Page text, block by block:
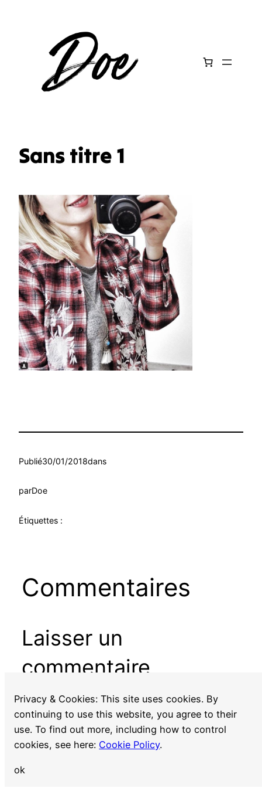
Sans titre 1
Publié30/01/2018dans
parDoe
Étiquettes :
Commentaires
Laisser un
commentaire
Vous devezvous connecterpour publier un
commentaire.
Privacy & Cookies: This site uses cookies. By
continuing to use this website, you agree to their
use. To find out more, including how to control
cookies, see here: Cookie Policy.
ok